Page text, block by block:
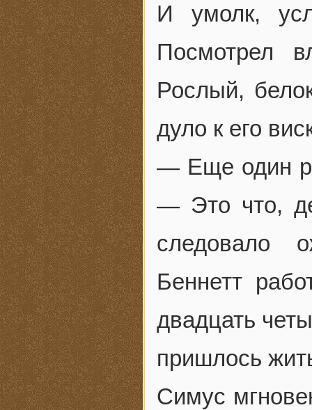
И умолк,
Посмотрел
Рослый,
дуло к его
— Еще один
— Это что,
следовало
Беннетт
двадцать
пришлось
Симус